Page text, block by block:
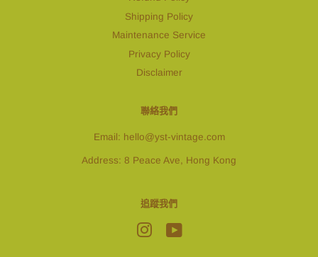
Shipping Policy
Maintenance Service
Privacy Policy
Disclaimer
聯絡我們
Email: hello@yst-vintage.com
Address: 8 Peace Ave, Hong Kong
追蹤我們
Instagram